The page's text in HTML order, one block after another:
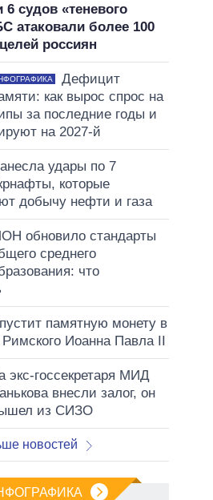
судов «теневого
атаковали более 100
россиян
Дефицит
как вырос спрос на
за последние годы и
на 2027-й
удары по 7
которые
добычу нефти и газа
обновило стандарты
среднего
что
памятную монету в
Иоанна Павла II
экс-госсекретаря МИД
внесли залог, он
из СИЗО
новостей